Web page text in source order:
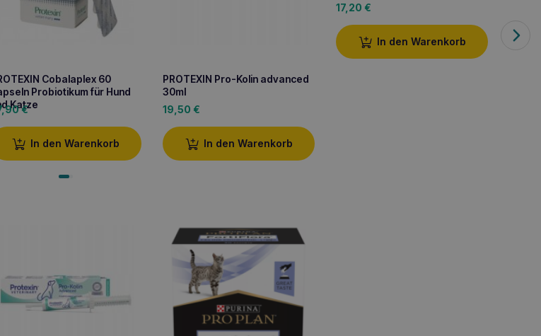
Cobalaplex 60
Probiotikum für Hund
Katze
€
In den Warenkorb
PROTEXIN Pro-Kolin advanced
30ml
19,50 €
In den Warenkorb
17,20 €
In den Warenkorb